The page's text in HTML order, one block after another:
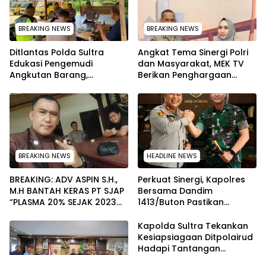
BREAKING NEWS
Ditlantas Polda Sultra
Edukasi Pengemudi
Angkutan Barang,
Kendaraan Demi
Keselamatan
BREAKING NEWS
Angkat Tema Sinergi Polri
dan Masyarakat, MEK TV
Berikan Penghargaan
melalui Kabid Humas
BREAKING NEWS
BREAKING: ADV ASPIN S.H.,
M.H BANTAH KERAS PT SJAP
“PLASMA 20% SEJAK 2023
WARGA WAWOONE!
HEADLINE NEWS
Perkuat Sinergi, Kapolres
Bersama Dandim
1413/Buton Pastikan
Terjaga
Kapolda Sultra Tekankan
Kesiapsiagaan Ditpolairud
Hadapi Tantangan